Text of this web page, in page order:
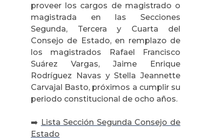
proveer los cargos de magistrado o
magistrada en las Secciones
Segunda, Tercera y Cuarta del
Consejo de Estado, en remplazo de
los magistrados Rafael Francisco
Suárez Vargas, Jaime Enrique
Rodríguez Navas y Stella Jeannette
Carvajal Basto, próximos a cumplir su
periodo constitucional de ocho años.
➡️ Lista Sección Segunda Consejo de
Estado